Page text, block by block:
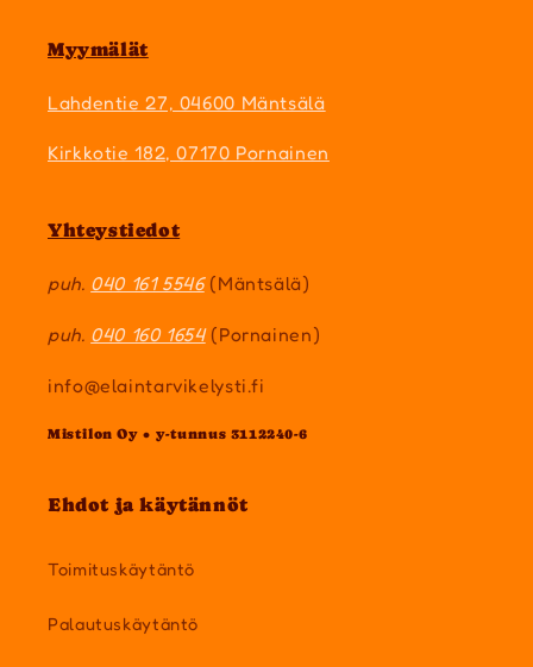
Myymälät
Lahdentie 27, 04600 Mäntsälä
Kirkkotie 182, 07170 Pornainen
Yhteystiedot
puh. 040 161 5546(Mäntsälä)
puh. 040 160 1654(Pornainen)
info@elaintarvikelysti.fi
Mistilon Oy • y-tunnus 3112240-6
Ehdot ja käytännöt
Toimituskäytäntö
Palautuskäytäntö